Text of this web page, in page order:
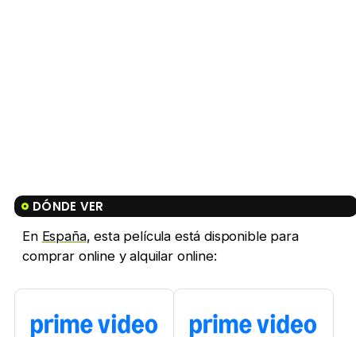
DÓNDE VER
En España, esta película está disponible para
comprar online y alquilar online: